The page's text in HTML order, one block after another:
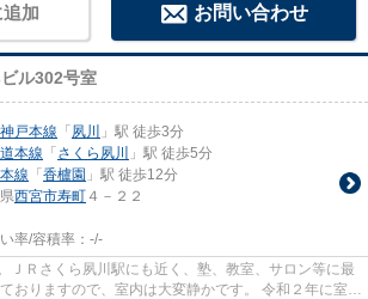
加 お問い合わせ
ル302号室
戸本線 「夙川
」駅 徒歩3分
本線 「さくら夙川
」駅 徒歩5分
線 「香櫨園 」駅 徒歩12分
西宮市寿町 ４－２２
率/容積率： -/-
ＪＲさくら夙川駅にも近く、塾、教室、サロン等に最
おりますので、室内は大変静かです。 令和２年に室内